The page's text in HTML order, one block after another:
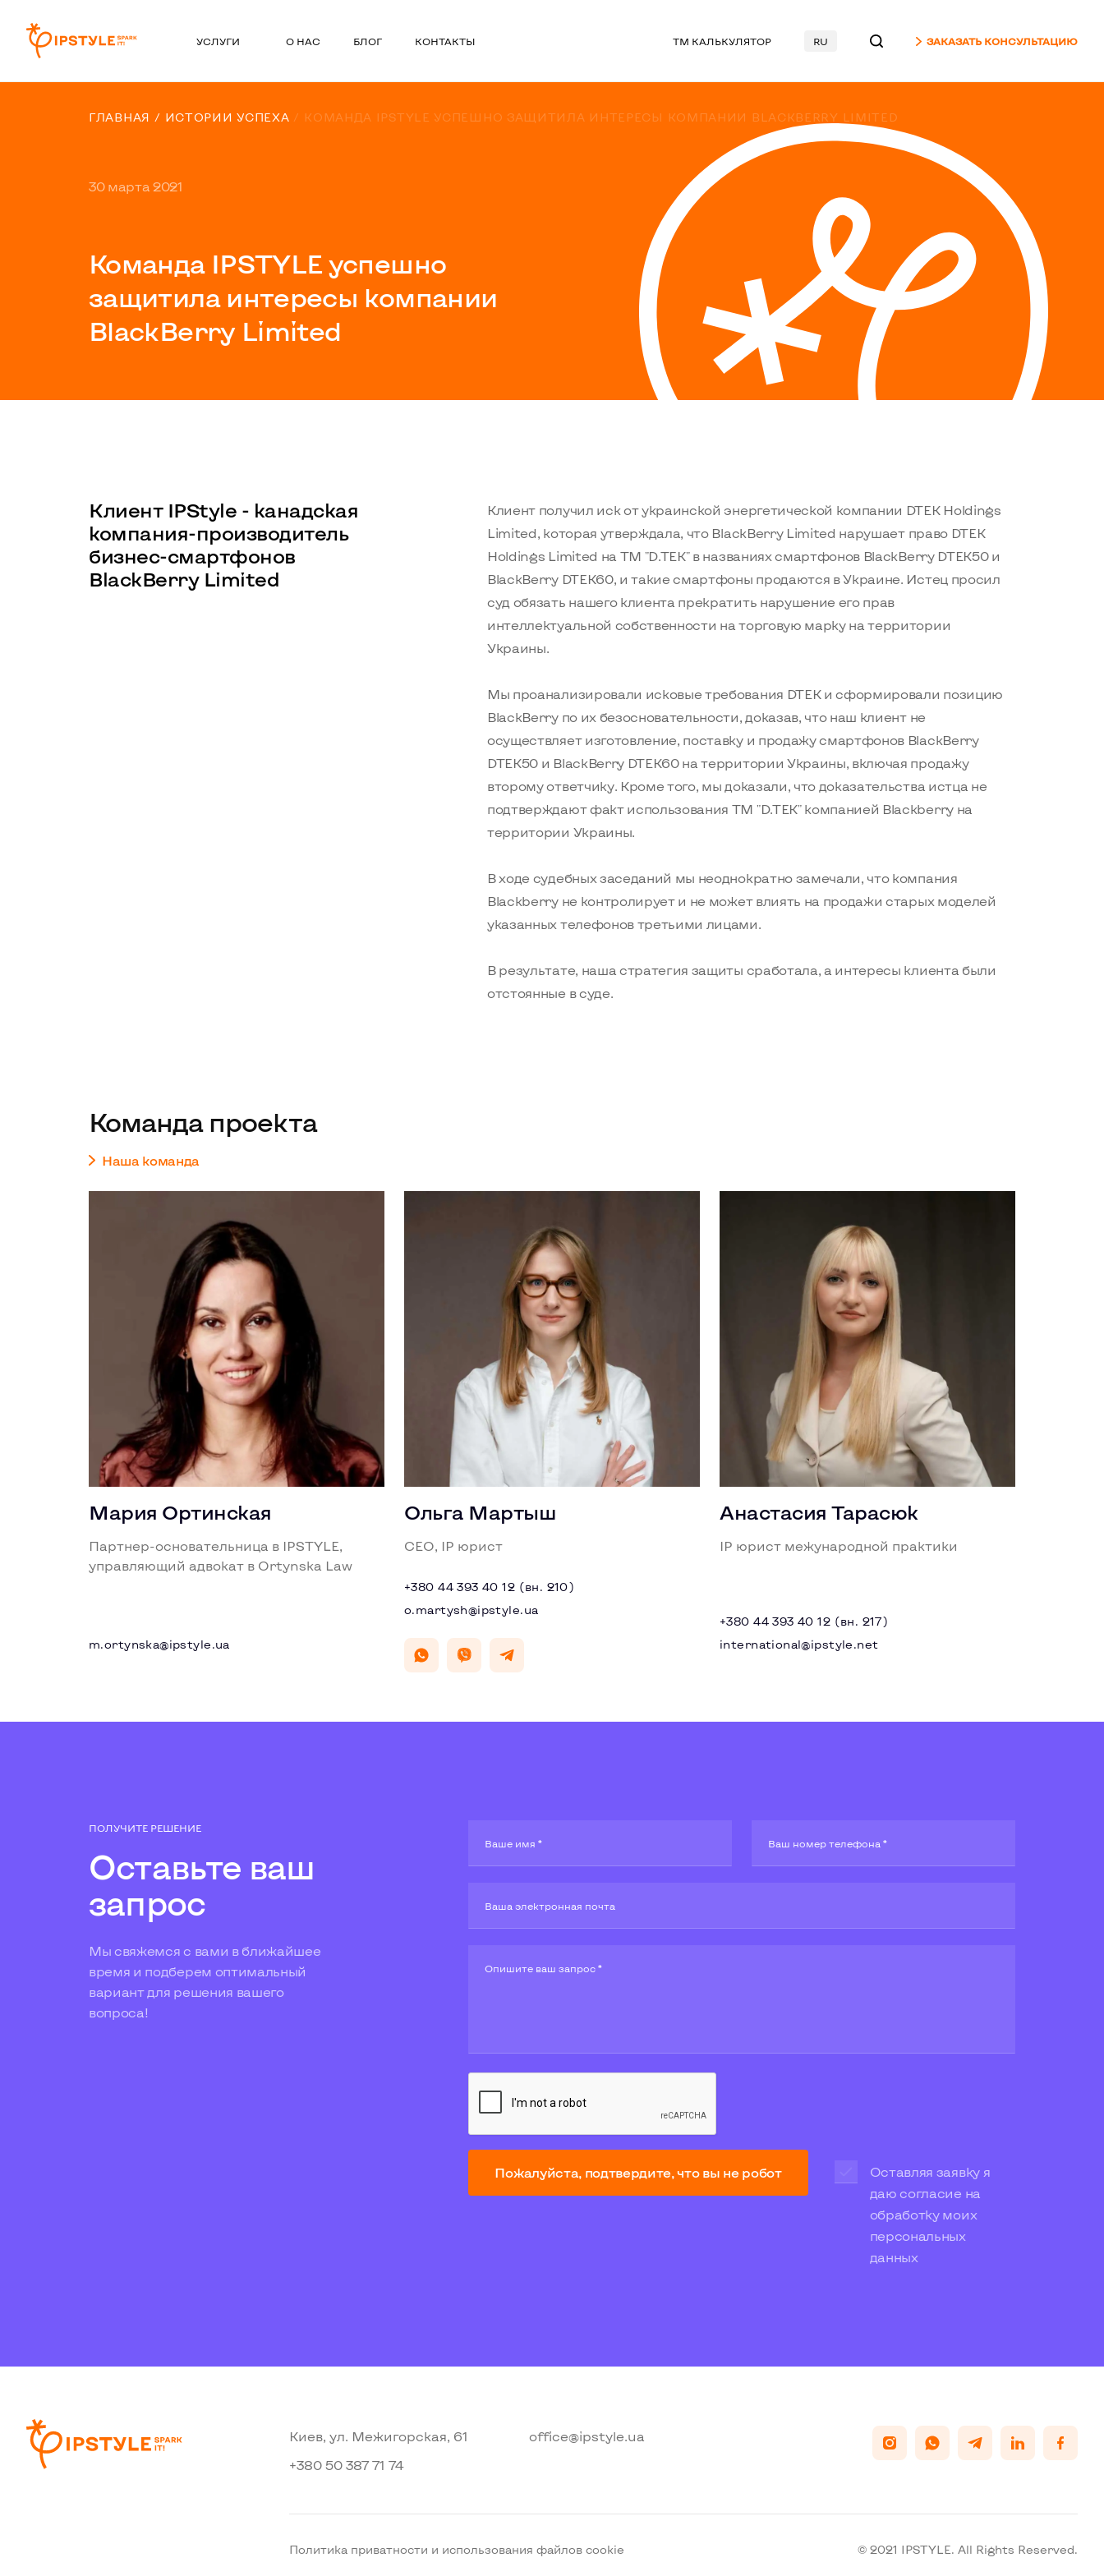
УСЛУГИ О НАС БЛОГ КОНТАКТЫ ТМ КАЛЬКУЛЯТОР RU ЗАКАЗАТЬ КОНСУЛЬТАЦИЮ
ГЛАВНАЯ ИСТОРИИ УСПЕХА КОМАНДА IPSTYLE УСПЕШНО ЗАЩИТИЛА ИНТЕРЕСЫ КОМПАНИИ BLACKBERRY LIMITED
30 марта 2021
Команда IPSTYLE успешно
защитила интересы компании
BlackBerry Limited
Клиент IPStyle - канадская
компания-производитель
бизнес-смартфонов
BlackBerry Limited
Клиент получил иск от украинской энергетической компании DTEK Holdings
Limited, которая утверждала, что BlackBerry Limited нарушает право DTEK
Holdings Limited на ТМ "D.TEK" в названиях смартфонов BlackBerry DTEK50 и
BlackBerry DTEK60, и такие смартфоны продаются в Украине. Истец просил
суд обязать нашего клиента прекратить нарушение его прав
интеллектуальной собственности на торговую марку на территории
Украины.
Мы проанализировали исковые требования DTEK и сформировали позицию
BlackBerry по их безосновательности, доказав, что наш клиент не
осуществляет изготовление, поставку и продажу смартфонов BlackBerry
DTEK50 и BlackBerry DTEK60 на территории Украины, включая продажу
второму ответчику. Кроме того, мы доказали, что доказательства истца не
подтверждают факт использования ТМ "D.TEK" компанией Blackberry на
территории Украины.
В ходе судебных заседаний мы неоднократно замечали, что компания
Blackberry не контролирует и не может влиять на продажи старых моделей
указанных телефонов третьими лицами.
В результате, наша стратегия защиты сработала, а интересы клиента были
отстоянные в суде.
Команда проекта
Наша команда
Мария Ортинская
Партнер-основательница в IPSTYLE,
управляющий адвокат в Ortynska Law
m.ortynska@ipstyle.ua
Ольга Мартыш
CEO, IP юрист
+380 44 393 40 12 (вн. 210)
o.martysh@ipstyle.ua
Анастасия Тарасюк
IP юрист межународной практики
+380 44 393 40 12 (вн. 217)
international@ipstyle.net
ПОЛУЧИТЕ РЕШЕНИЕ
Оставьте ваш
запрос
Мы свяжемся с вами в ближайшее
время и подберем оптимальный
вариант для решения вашего
вопроса!
Ваше имя * Ваш номер телефона *
Ваша электронная почта
Опишите ваш запрос *
Пожалуйста, подтвердите, что вы не робот
Оставляя заявку я
даю согласие на
обработку моих
персональных
данных
Киев, ул. Межигорская, 61
+380 50 387 71 74
office@ipstyle.ua
Политика приватности и использования файлов cookie © 2021 IPSTYLE. All Rights Reserved.